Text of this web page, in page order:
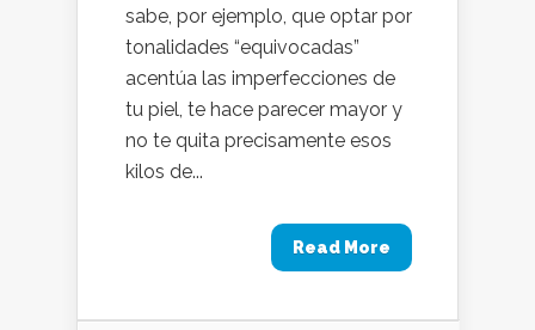
sabe, por ejemplo, que optar por
tonalidades “equivocadas”
acentúa las imperfecciones de
tu piel, te hace parecer mayor y
no te quita precisamente esos
kilos de...
Read More